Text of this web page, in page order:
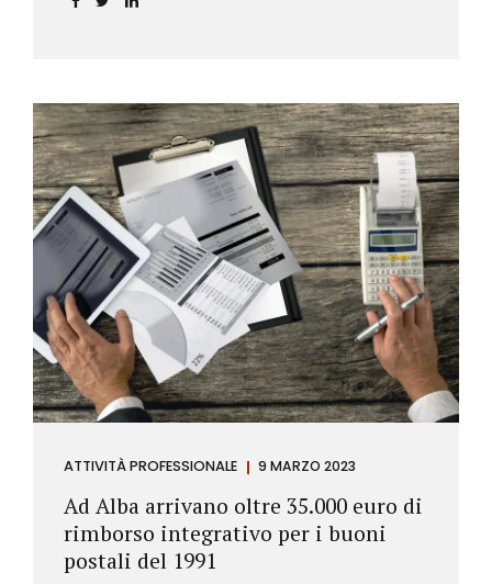
ATTIVITÀ PROFESSIONALE 9 MARZO 2023
Ad Alba arrivano oltre 35.000 euro di
rimborso integrativo per i buoni
postali del 1991